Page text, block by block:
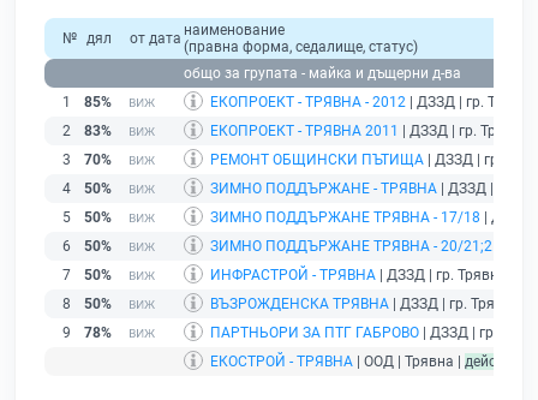
№ дял от дата наименование
(правна форма, седалище, статус)
общо за групата - майка и дъщерни д-ва
1
85% ЕКОПРОЕКТ - ТРЯВНА - 2012 | ДЗЗД | гр.
2
83% ЕКОПРОЕКТ - ТРЯВНА 2011
| ДЗЗД | гр. Трявна
3
70% РЕМОНТ ОБЩИНСКИ ПЪТИЩА | ДЗЗД | гр.
4
50% ЗИМНО ПОДДЪРЖАНЕ - ТРЯВНА | ДЗЗД | гр.
5
50% ЗИМНО ПОДДЪРЖАНЕ ТРЯВНА - 17/18 | ДЗЗД
6
50% ЗИМНО ПОДДЪРЖАНЕ ТРЯВНА - 20/21;21/22
7
50% ИНФРАСТРОЙ - ТРЯВНА | ДЗЗД | гр. Трявна |
8
50% ВЪЗРОЖДЕНСКА ТРЯВНА | ДЗЗД | гр. Трявна |
9
78% ПАРТНЬОРИ ЗА ПТГ ГАБРОВО | ДЗЗД | гр.
ЕКОСТРОЙ - ТРЯВНА | ООД | Трявна | действащ